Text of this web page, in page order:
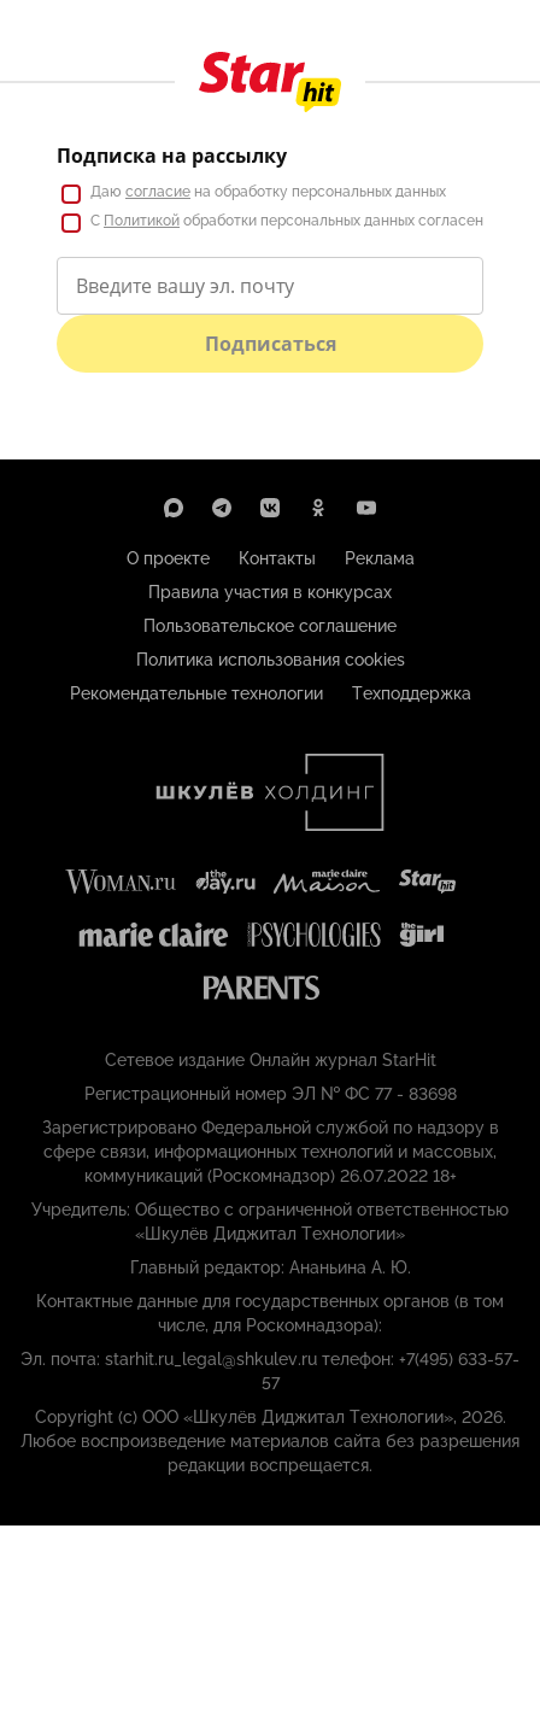
Подписка на рассылку
Даю согласие на обработку персональных данных
С Политикой обработки персональных данных согласен
Подписаться
О проекте Контакты
Реклама
Правила участия в конкурсах
Пользовательское соглашение
Политика использования cookies
Рекомендательные технологии
Техподдержка
Сетевое издание Онлайн журнал StarHit
Регистрационный номер ЭЛ № ФС 77 - 83698
Зарегистрировано Федеральной службой по надзору в
сфере связи, информационных технологий и массовых,
коммуникаций (Роскомнадзор) 26.07.2022 18+
Учредитель: Общество с ограниченной ответственностью
«Шкулёв Диджитал Технологии»
Главный редактор: Ананьина А. Ю.
Контактные данные для государственных органов (в том
числе, для Роскомнадзора):
Эл. почта: starhit.ru_legal@shkulev.ru телефон: +7(495) 633-57-
57
Copyright (с) ООО «Шкулёв Диджитал Технологии», 2026.
Любое воспроизведение материалов сайта без разрешения
редакции воспрещается.